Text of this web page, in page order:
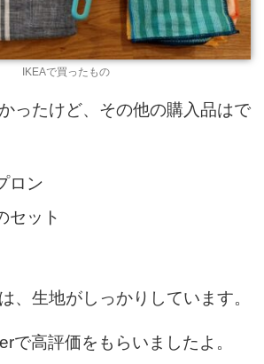
IKEAで買ったもの
ったけど、その他の購入品はで
ロン
セット
、生地がしっかりしています。
で高評価をもらいましたよ。